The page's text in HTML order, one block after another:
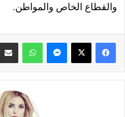
والقطاع الخاص والمواطن.
فيسبوك X ماسنجر واتساب